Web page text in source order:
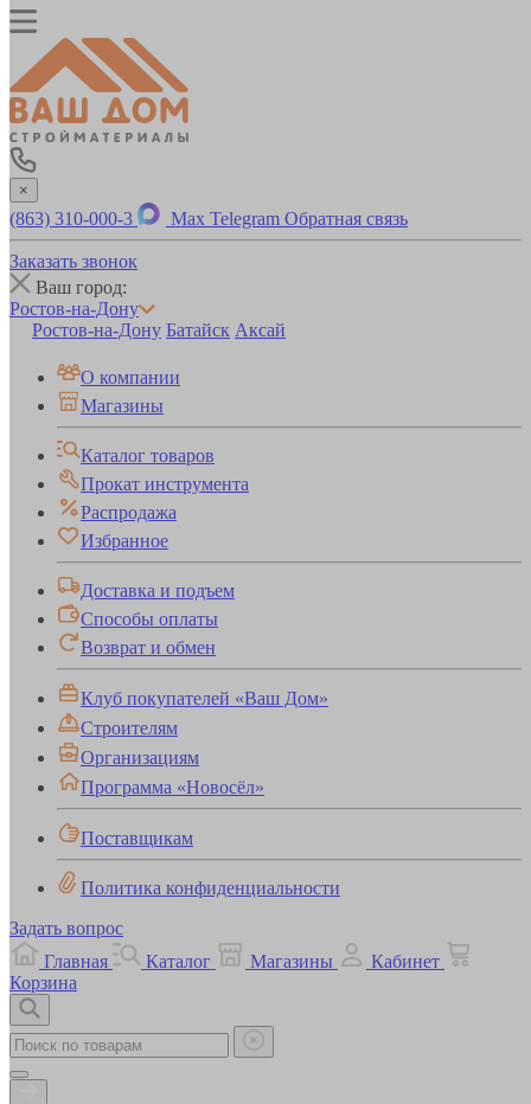
×
(863) 310-000-3 Max Telegram Обратная связь
Заказать звонок
Ваш город:
Ростов-на-Дону
Ростов-на-Дону Батайск Аксай
О компании
Магазины
Каталог товаров
Прокат инструмента
Распродажа
Избранное
Доставка и подъем
Способы оплаты
Возврат и обмен
Клуб покупателей «Ваш Дом»
Строителям
Организациям
Программа «Новосёл»
Поставщикам
Политика конфиденциальности
Задать вопрос
Главная
Каталог Магазины
Кабинет
Корзина